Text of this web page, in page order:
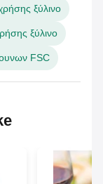
ξύλινο
ξύλινο
FSC